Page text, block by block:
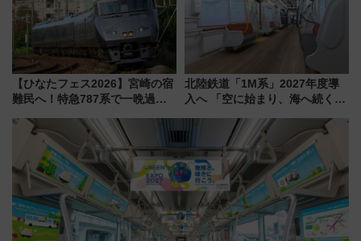
【ひなたフェス2026】宮崎の宿
難民へ！特急787系で一晩過ご
ローおひさま」が救世主に？
北陸鉄道「1M系」2027年度導
入へ 「空に始まり、海へ続く」
神秘的なデザイン